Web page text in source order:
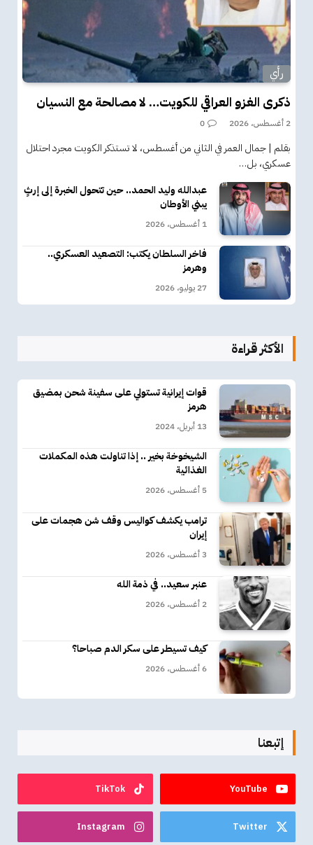
رأي
ذكرى الغزو العراقي للكويت… لا مصالحة مع النسيان
2 أغسطس، 2026 0
بقلم | جمال العمر في الثاني من أغسطس، لا تستذكر الكويت مجرد احتلال
عسكري، بل…
عبدالله وليد الحمد.. حين تتحول الخبرة إلى إرثٍ
يبني الأوطان
1 أغسطس، 2026
فاخر السلطان يكتب: التصعيد العسكري..
وهرمز
27 يوليو، 2026
الأكثر قراءة
قوات إيرانية تستولي على سفينة شحن بمضيق
هرمز
13 أبريل، 2024
الشيخوخة بخير .. إذا تناولت هذه المكملات
الغذائية
5 أغسطس، 2026
ترامب يكشف كواليس وقف شن هجمات على
إيران
3 أغسطس، 2026
عنبر سعيد.. في ذمة الله
2 أغسطس، 2026
كيف تسيطر على سكر الدم صباحا؟
6 أغسطس، 2026
إتبعنا
YouTube
TikTok
Twitter
Instagram